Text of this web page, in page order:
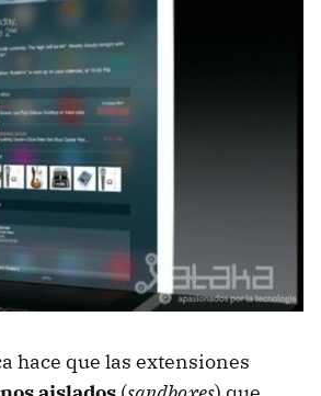
hace que las extensiones